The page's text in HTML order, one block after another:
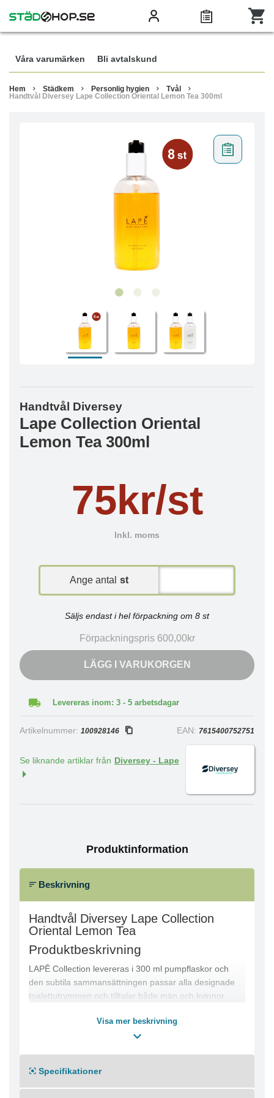
Våra varumärken Bli avtalskund
Hem Städkem Personlig hygien
Tvål
Handtvål Diversey Lape Collection Oriental Lemon Tea 300ml
Handtvål Diversey
Lape Collection Oriental
Lemon Tea 300ml
75kr/st
Inkl. moms
Ange antal st
Säljs endast i hel förpackning om 8 st
Förpackningspris 600,00kr
LÄGG I VARUKORGEN
Levereras inom: 3 - 5 arbetsdagar
Artikelnummer: 100928146 EAN: 7615400752751
Se liknande artiklar från Diversey - Lape
Produktinformation
Beskrivning
Handtvål Diversey Lape Collection
Oriental Lemon Tea
Produktbeskrivning
LAPĒ Collection levereras i 300 ml pumpflaskor och
den subtila sammansättningen passar alla designade
toalettutrymmen och tilltalar både män och kvinnor.
miljön genom att avge en lätt uppfriskande doft i luften
Visa mer beskrivning
Specifikationer